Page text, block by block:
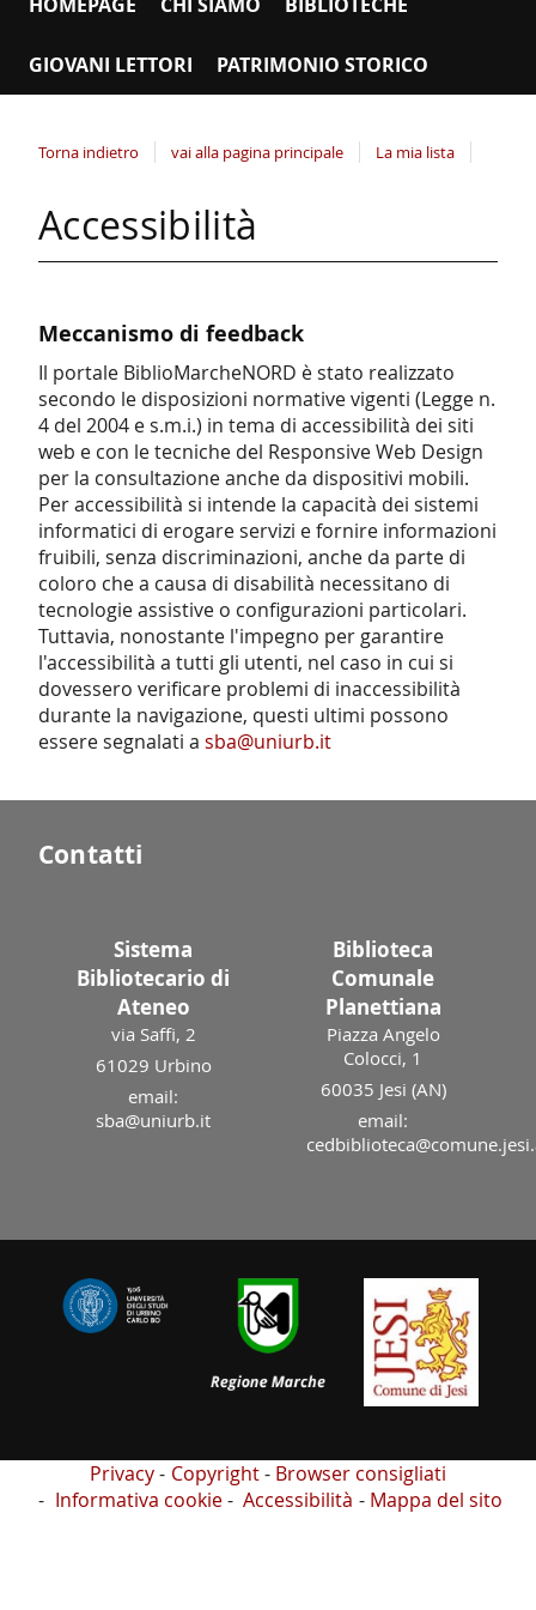
GIOVANI LETTORI PATRIMONIO STORICO
Torna indietro vai alla pagina principale La mia lista
Accessibilità
Meccanismo di feedback
Il portale BiblioMarcheNORD è stato realizzato
secondo le disposizioni normative vigenti (Legge n.
4 del 2004 e s.m.i.) in tema di accessibilità dei siti
web e con le tecniche del Responsive Web Design
per la consultazione anche da dispositivi mobili.
Per accessibilità si intende la capacità dei sistemi
informatici di erogare servizi e fornire informazioni
fruibili, senza discriminazioni, anche da parte di
coloro che a causa di disabilità necessitano di
tecnologie assistive o configurazioni particolari.
Tuttavia, nonostante l'impegno per garantire
l'accessibilità a tutti gli utenti, nel caso in cui si
dovessero verificare problemi di inaccessibilità
durante la navigazione, questi ultimi possono
essere segnalati a sba@uniurb.it
Contatti
Sistema
Bibliotecario di
Ateneo
via Saffi, 2
61029 Urbino
email:
sba@uniurb.it
Biblioteca
Comunale
Planettiana
Piazza Angelo
Colocci, 1
60035 Jesi (AN)
email:
Privacy Copyright
Browser consigliati
Informativa cookie
Accessibilità Mappa del sito